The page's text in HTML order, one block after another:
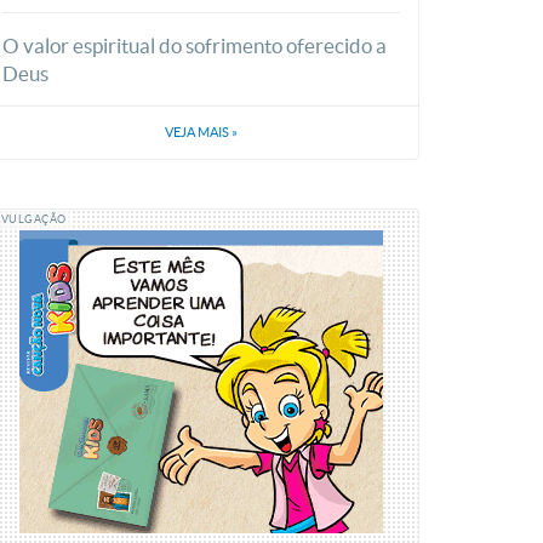
O valor espiritual do sofrimento oferecido a
Deus
VEJA MAIS »